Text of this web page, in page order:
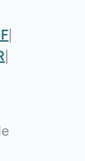
|
|